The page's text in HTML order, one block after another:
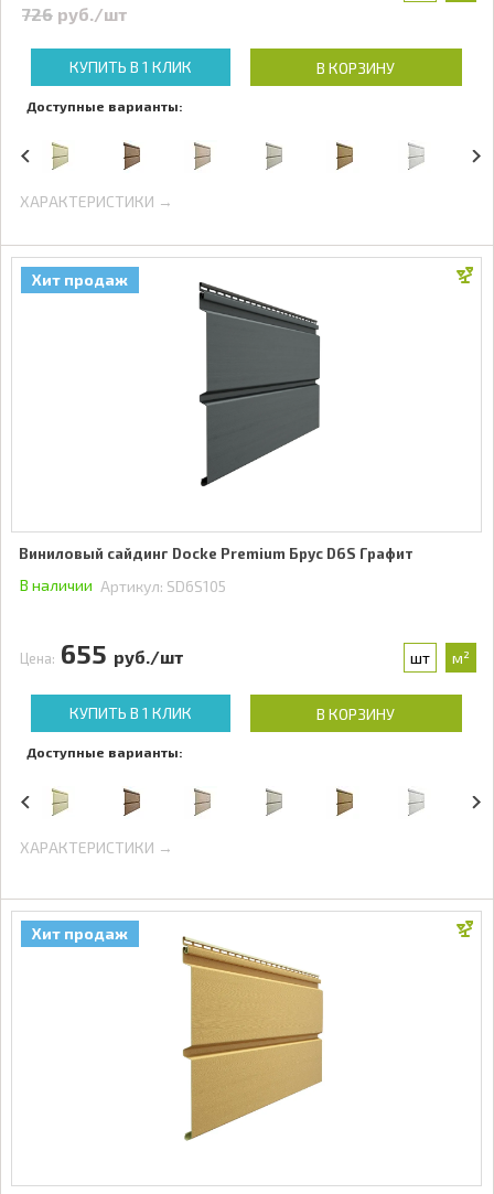
726 руб./шт
КУПИТЬ В 1 КЛИК В КОРЗИНУ
Доступные варианты:
ХАРАКТЕРИСТИКИ →
Хит продаж
Виниловый сайдинг Docke Premium Брус D6S Графит
В наличии Артикул: SD6S105
Цена: 655 руб./шт шт м²
КУПИТЬ В 1 КЛИК В КОРЗИНУ
Доступные варианты:
ХАРАКТЕРИСТИКИ →
Хит продаж